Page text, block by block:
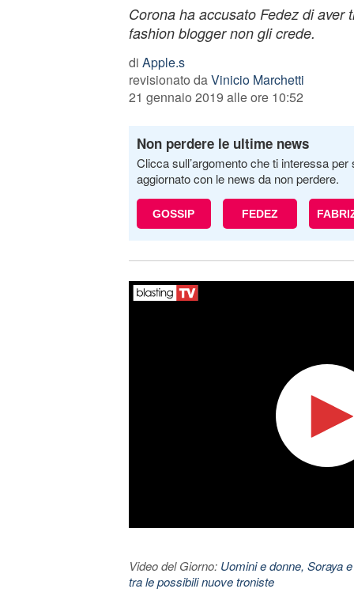
Corona ha accusato Fedez di aver
fashion blogger non gli crede.
di Apple.s
revisionato daVinicio Marchetti
21 gennaio 2019 alle ore 10:52
Non perdere le ultime news
Clicca sull’argomento che ti interessa
aggiornato con le news da non perdere.
GOSSIP FEDEZ
Video del Giorno: Uomini e donne, Soraya
tra le possibili nuove troniste